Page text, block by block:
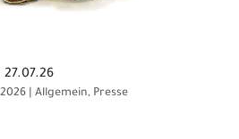
2026| Allgemein, Presse